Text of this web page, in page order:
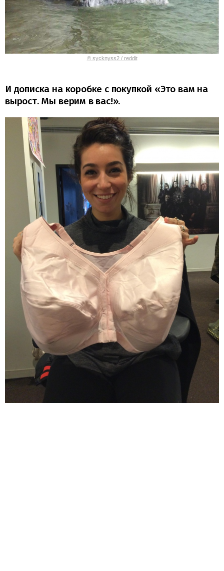
© sycknyss2 / reddit
И дописка на коробке с покупкой «Это вам на
вырост. Мы верим в вас!».